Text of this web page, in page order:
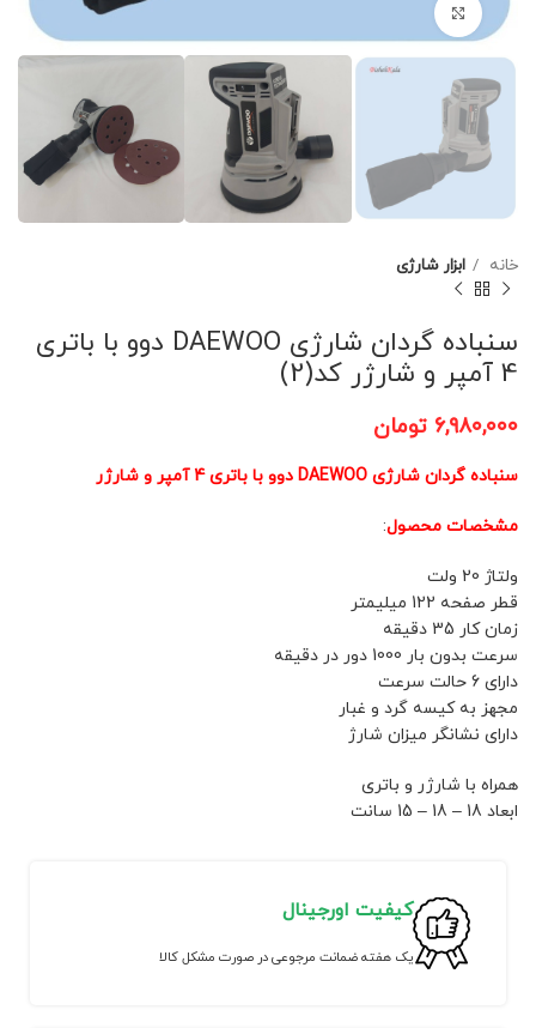
خانه ابزار شارژی
سنباده گردان شارژی DAEWOO دوو با باتری
4 آمپر و شارژر کد(2)
۶,۹۸۰,۰۰۰ تومان
سنباده گردان شارژی DAEWOO دوو با باتری 4 آمپر و شارژر
مشخصات محصول:
ولتاژ 20 ولت
قطر صفحه 122 میلیمتر
زمان کار 35 دقیقه
سرعت بدون بار 1000 دور در دقیقه
دارای 6 حالت سرعت
مجهز به کیسه گرد و غبار
دارای نشانگر میزان شارژ
همراه با شارژر و باتری
ابعاد 18 – 18 – 15 سانت
کیفیت اورجینال
یک هفته ضمانت مرجوعی در صورت مشکل کالا